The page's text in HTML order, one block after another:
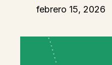
febrero 15, 2026